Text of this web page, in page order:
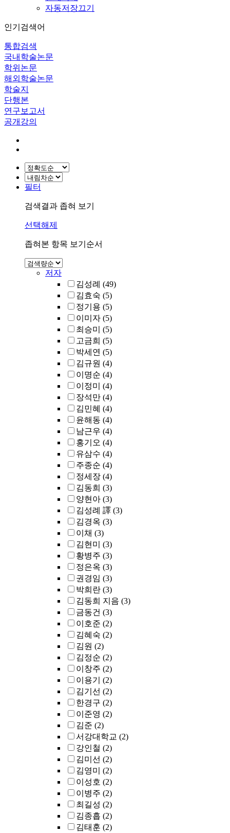
자동저장끄기
인기검색어
통합검색
국내학술논문
학위논문
해외학술논문
학술지
단행본
연구보고서
공개강의
필터
검색결과 좁혀 보기
선택해제
좁혀본 항목 보기순서
저자
김성례 (49)
김효숙 (5)
정기용 (5)
이미자 (5)
최승미
(5)
고금희 (5)
박세연 (5)
김규원 (4)
이명순 (4)
이정미
(4)
장석만 (4)
김민혜 (4)
윤해동 (4)
남근우 (4)
홍기오 (4)
유삼수 (4)
주종순 (4)
정세장 (4)
김동희 (3)
양현아 (3)
김성례 譯 (3)
김경옥 (3)
이채 (3)
김현미
(3)
황병주 (3)
정은옥 (3)
권경임 (3)
박희란 (3)
김동희 지음 (3)
금동건 (3)
이호준 (2)
김혜숙 (2)
김원 (2)
김정순 (2)
이창주 (2)
이용기
(2)
김기선 (2)
한경구 (2)
이준영 (2)
김준 (2)
서강대학교 (2)
강인철 (2)
김미선 (2)
김영미
(2)
이성호 (2)
이병주 (2)
최길성 (2)
김종흡 (2)
김태훈 (2)